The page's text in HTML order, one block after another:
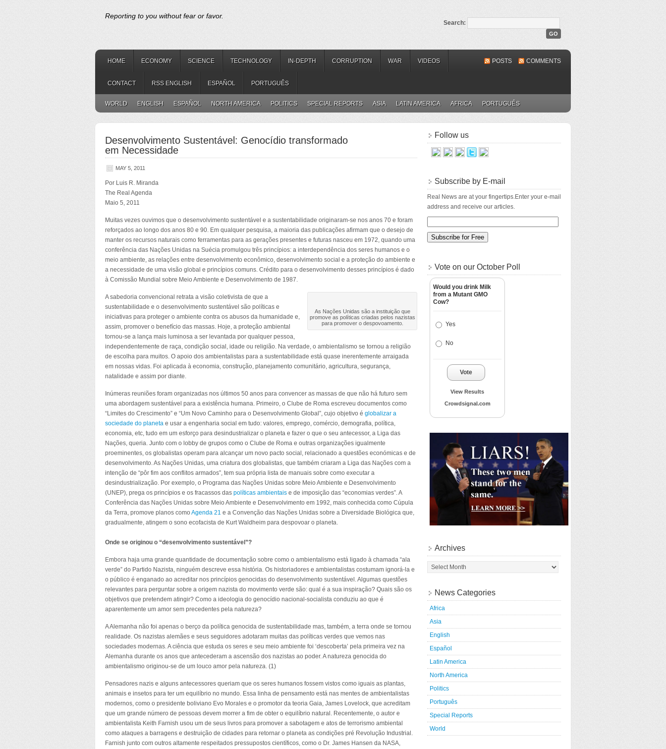
Reporting to you without fear or favor.
Search:
HOME ECONOMY SCIENCE TECHNOLOGY IN-DEPTH CORRUPTION WAR VIDEOS
CONTACT RSS ENGLISH ESPAÑOL PORTUGUÊS
POSTS COMMENTS
WORLD ENGLISH ESPAÑOL NORTH AMERICA POLITICS SPECIAL REPORTS ASIA LATIN AMERICA AFRICA PORTUGUÊS
Desenvolvimento Sustentável: Genocídio transformado
em Necessidade
MAY 5, 2011
Por Luis R. Miranda
The Real Agenda
Maio 5, 2011
Muitas vezes ouvimos que o desenvolvimento sustentável e a sustentabilidade originaram-se nos anos 70 e foram
reforçados ao longo dos anos 80 e 90. Em qualquer pesquisa, a maioria das publicações afirmam que o desejo de
manter os recursos naturais como ferramentas para as gerações presentes e futuras nasceu em 1972, quando uma
conferência das Nações Unidas na Suécia promulgou três princípios: a interdependência dos seres humanos e o
meio ambiente, as relações entre desenvolvimento econômico, desenvolvimento social e a proteção do ambiente e
a necessidade de uma visão global e princípios comuns. Crédito para o desenvolvimento desses princípios é dado
à Comissão Mundial sobre Meio Ambiente e Desenvolvimento de 1987.
As Nações Unidas são a instituição que
promove as políticas criadas pelos nazistas
para promover o despovoamento.
A sabedoria convencional retrata a visão coletivista de que a
sustentabilidade e o desenvolvimento sustentável são políticas e
iniciativas para proteger o ambiente contra os abusos da humanidade e,
assim, promover o benefício das massas. Hoje, a proteção ambiental
tornou-se a lança mais luminosa a ser levantada por qualquer pessoa,
independentemente de raça, condição social, idade ou religião. Na verdade, o ambientalismo se tornou a religião
de escolha para muitos. O apoio dos ambientalistas para a sustentabilidade está quase inerentemente arraigada
em nossas vidas. Foi aplicada à economia, construção, planejamento comunitário, agricultura, segurança,
natalidade e assim por diante.
Inúmeras reuniões foram organizadas nos últimos 50 anos para convencer as massas de que não há futuro sem
uma abordagem sustentável para a existência humana. Primeiro, o Clube de Roma escreveu documentos como
“Limites do Crescimento” e “Um Novo Caminho para o Desenvolvimento Global”, cujo objetivo é globalizar a
sociedade do planeta e usar a engenharia social em tudo: valores, emprego, comércio, demografia, política,
economia, etc, tudo em um esforço para desindustrializar o planeta e fazer o que o seu antecessor, a Liga das
Nações, queria. Junto com o lobby de grupos como o Clube de Roma e outras organizações igualmente
proeminentes, os globalistas operam para alcançar um novo pacto social, relacionado a questões económicas e de
desenvolvimento. As Nações Unidas, uma criatura dos globalistas, que também criaram a Liga das Nações com a
intenção de “pôr fim aos conflitos armados”, tem sua própria lista de manuais sobre como executar a
desindustrialização. Por exemplo, o Programa das Nações Unidas sobre Meio Ambiente e Desenvolvimento
(UNEP), prega os princípios e os fracassos das políticas ambientais e de imposição das “economias verdes”. A
Conferência das Nações Unidas sobre Meio Ambiente e Desenvolvimento em 1992, mais conhecida como Cúpula
da Terra, promove planos comoAgenda 21 e a Convenção das Nações Unidas sobre a Diversidade Biológica que,
gradualmente, atingem o sono ecofacista de Kurt Waldheim para despovoar o planeta.
Onde se originou o “desenvolvimento sustentável”?
Embora haja uma grande quantidade de documentação sobre como o ambientalismo está ligado à chamada “ala
verde” do Partido Nazista, ninguém descreve essa história. Os historiadores e ambientalistas costumam ignorá-la e
o público é enganado ao acreditar nos princípios genocidas do desenvolvimento sustentável. Algumas questões
relevantes para perguntar sobre a origem nazista do movimento verde são: qual é a sua inspiração? Quais são os
objetivos que pretendem atingir? Como a ideologia do genocídio nacional-socialista conduziu ao que é
aparentemente um amor sem precedentes pela natureza?
A Alemanha não foi apenas o berço da política genocida de sustentabilidade mas, também, a terra onde se tornou
realidade. Os nazistas alemães e seus seguidores adotaram muitas das políticas verdes que vemos nas
sociedades modernas. A ciência que estuda os seres e seu meio ambiente foi ‘descoberta’ pela primeira vez na
Alemanha durante os anos que antecederam a ascensão dos nazistas ao poder. A natureza genocida do
ambientalismo originou-se de um louco amor pela natureza. (1)
Pensadores nazis e alguns antecessores queriam que os seres humanos fossem vistos como iguais as plantas,
animais e insetos para ter um equilíbrio no mundo. Essa linha de pensamento está nas mentes de ambientalistas
modernos, como o presidente boliviano Evo Morales e o promotor da teoria Gaia, James Lovelock, que acreditam
que um grande número de pessoas devem morrer a fim de obter o equilíbrio natural. Recentemente, o autor e
ambientalista Keith Farnish usou um de seus livros para promover a sabotagem e atos de terrorismo ambiental
como ataques a barragens e destruição de cidades para retornar o planeta as condições pré Revolução Industrial.
Farnish junto com outros altamente respeitados pressupostos científicos, como o Dr. James Hansen da NASA,
Follow us
Subscribe by E-mail
Real News are at your fingertips.Enter your e-mail
address and receive our articles.
Vote on our October Poll
Would you drink Milk
from a Mutant GMO
Cow?
Yes
No
Vote
View Results
Crowdsignal.com
Archives
News Categories
Africa
Asia
English
Español
Latin America
North America
Politics
Português
Special Reports
World